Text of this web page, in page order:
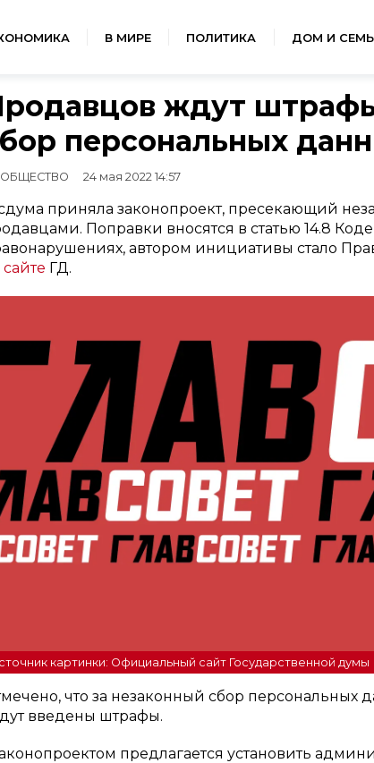
В МИРЕ ПОЛИТИКА ДОМ И
ждут
персональных
ОБЩЕСТВО 24 мая 2022 14:57
приняла законопроект, пресекающий
Поправки вносятся в статью 14.8
автором инициативы стало
сайте ГД.
картинки: Официальный сайт Государственной думы
что за незаконный сбор персональных
введены штрафы.
предлагается установить